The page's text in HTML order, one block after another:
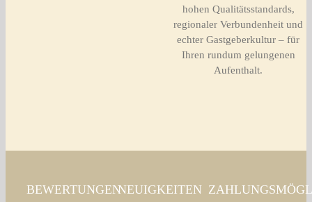
hohen Qualitätsstandards,
regionaler Verbundenheit und
echter Gastgeberkultur – für
Ihren rundum gelungenen
Aufenthalt.
BEWERTUNGENNEUIGKEITEN